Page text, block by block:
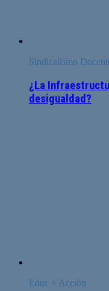
Sindicalismo
¿La
desigualdad?
Educ + Acción